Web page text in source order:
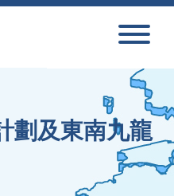
劃及東南九龍